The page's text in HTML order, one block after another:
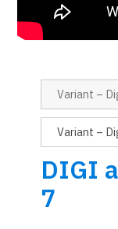
Variant –
Variant –
DIGI
7